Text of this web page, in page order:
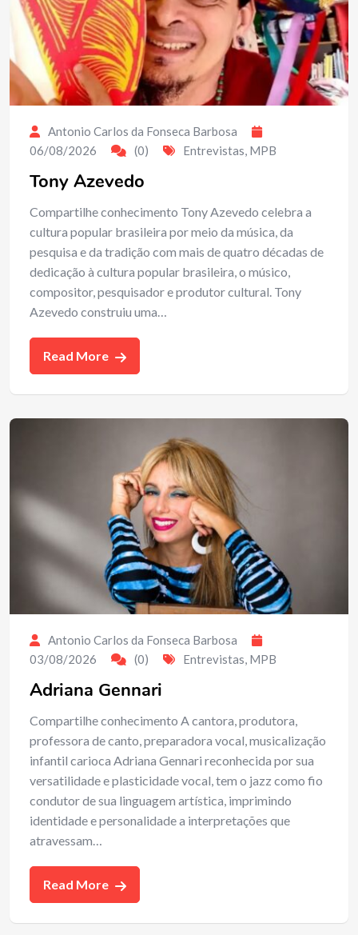
Antonio Carlos da Fonseca Barbosa
06/08/2026
(0) Entrevistas, MPB
Tony Azevedo
Compartilhe conhecimento Tony Azevedo celebra a
cultura popular brasileira por meio da música, da
pesquisa e da tradição com mais de quatro décadas de
dedicação à cultura popular brasileira, o músico,
compositor, pesquisador e produtor cultural. Tony
Azevedo construiu uma…
Read More
Antonio Carlos da Fonseca Barbosa
03/08/2026
(0) Entrevistas, MPB
Adriana Gennari
Compartilhe conhecimento A cantora, produtora,
professora de canto, preparadora vocal, musicalização
infantil carioca Adriana Gennari reconhecida por sua
versatilidade e plasticidade vocal, tem o jazz como fio
condutor de sua linguagem artística, imprimindo
identidade e personalidade a interpretações que
atravessam…
Read More